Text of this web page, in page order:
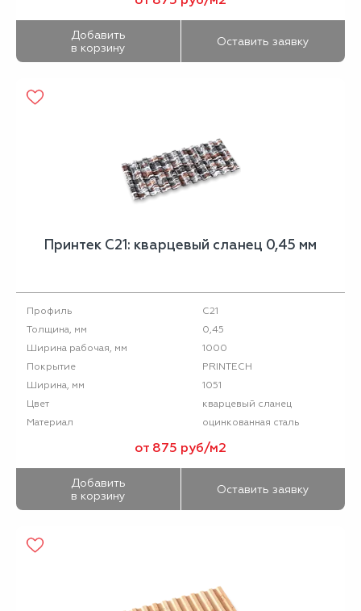
Добавить
в корзину
Оставить заявку
Принтек С21: кварцевый сланец 0,45 мм
Профиль
С21
Толщина, мм
0,45
Ширина рабочая, мм
1000
Покрытие
PRINTECH
Ширина, мм
1051
Цвет
кварцевый сланец
Материал
оцинкованная сталь
от 875 руб/м2
Добавить
в корзину
Оставить заявку